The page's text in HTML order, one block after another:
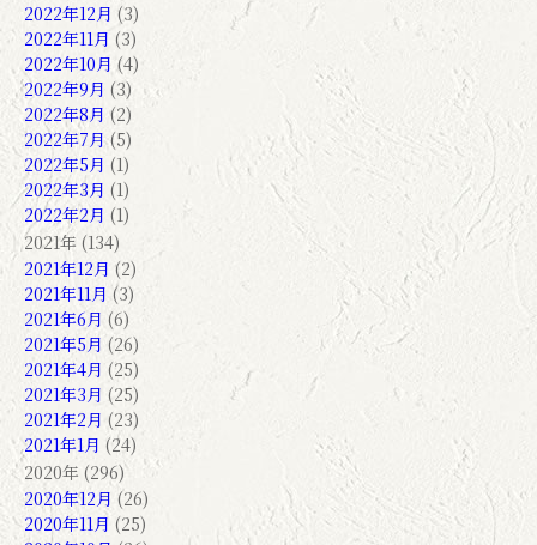
2022年12月 (3)
2022年11月 (3)
2022年10月 (4)
2022年9月 (3)
2022年8月 (2)
2022年7月(5)
2022年5月 (1)
2022年3月 (1)
2022年2月 (1)
2021年 (134)
2021年12月 (2)
2021年11月 (3)
2021年6月 (6)
2021年5月 (26)
2021年4月 (25)
2021年3月 (25)
2021年2月 (23)
2021年1月 (24)
2020年 (296)
2020年12月 (26)
2020年11月 (25)